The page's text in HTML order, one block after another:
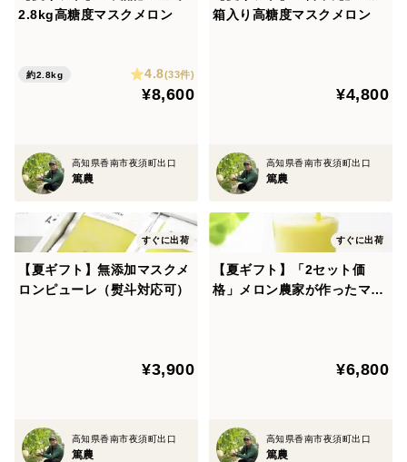
ひ一度ご相談ください。
私達のメロンの種は見た目優先では無く、味優先の品種
を栽培しています。他にも、私達のマスクメロンは大き
使用しなければ、特にきれいな網目を出すのが難しかっ
たり、大きくならなくなることもあります。
それでも使用しない理由は「糖度と味が悪くなる事」や
「長持ちしないメロンになる事」です。冬場の温度の確
保などすごく大変な部分がありますが、感動して頂ける
メロンを少しでも届けたいと信念を持って取り組んでい
な水かけで外側まで甘いメロンにしています。
徹底した環境制御で安定した品質を実現しています。
2.8kg高糖度マスクメロン
約2.8kg 4.8(33件)
¥8,600
高知県香南市夜須町出口
篤農
箱入り高糖度マスクメロン
¥4,800
高知県香南市夜須町出口
篤農
すぐに出荷
【夏ギフト】無添加マスクメ
ロンピューレ（熨斗対応可）
¥3,900
高知県香南市夜須町出口
篤農
すぐに出荷
【夏ギフト】「2セット価
格」メロン農家が作ったマス
¥6,800
高知県香南市夜須町出口
篤農